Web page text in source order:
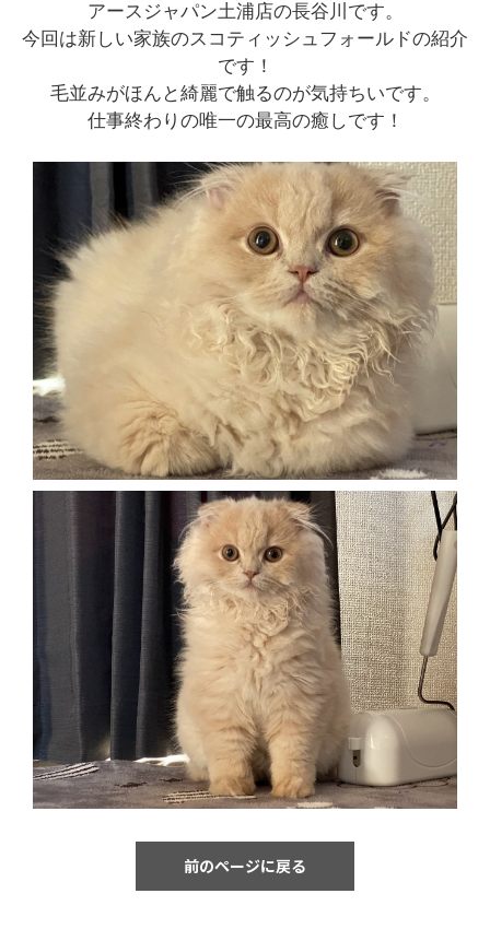
アースジャパン土浦店の長谷川です。
今回は新しい家族のスコティッシュフォールドの紹介
です！
毛並みがほんと綺麗で触るのが気持ちいです。
仕事終わりの唯一の最高の癒しです！
前のページに戻る